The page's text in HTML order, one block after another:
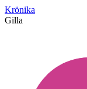
Krönika
Gilla